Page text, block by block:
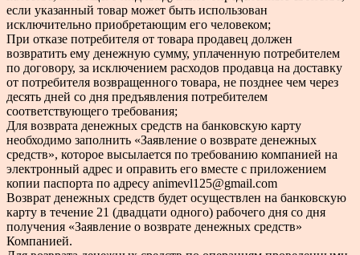
если указанный товар может быть использован
исключительно приобретающим его человеком;
При отказе потребителя от товара продавец должен
возвратить ему денежную сумму, уплаченную потребителем
по договору, за исключением расходов продавца на доставку
от потребителя возвращенного товара, не позднее чем через
десять дней со дня предъявления потребителем
соответствующего требования;
Для возврата денежных средств на банковскую карту
необходимо заполнить «Заявление о возврате денежных
средств», которое высылается по требованию компанией на
электронный адрес и оправить его вместе с приложением
копии паспорта по адресу animevl125@gmail.com
Возврат денежных средств будет осуществлен на банковскую
карту в течение 21 (двадцати одного) рабочего дня со дня
получения «Заявление о возврате денежных средств»
Компанией.